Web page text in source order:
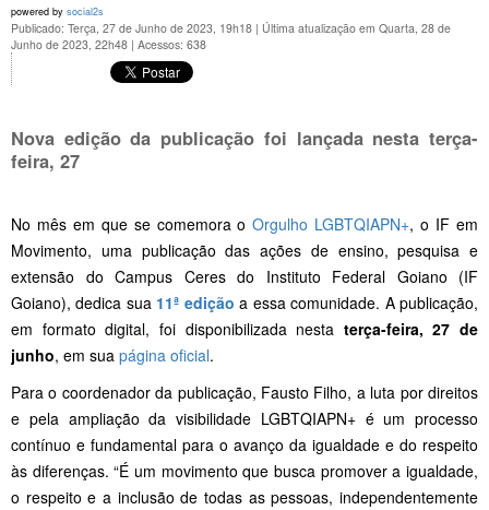
powered by social2s
Publicado: Terça, 27 de Junho de 2023, 19h18 | Última atualização em Quarta, 28 de
Junho de 2023, 22h48 | Acessos: 638
Nova edição da publicação foi lançada nesta terça-
feira, 27
No mês em que se comemora oOrgulho LGBTQIAPN+, o IF em
Movimento, uma publicação das ações de ensino, pesquisa e
extensão do Campus Ceres do Instituto Federal Goiano (IF
Goiano), dedica sua 11ª edição a essa comunidade. A publicação,
em formato digital, foi disponibilizada nesta terça-feira, 27 de
junho, em sua página oficial.
Para o coordenador da publicação, Fausto Filho, a luta por direitos
e pela ampliação da visibilidade LGBTQIAPN+ é um processo
contínuo e fundamental para o avanço da igualdade e do respeito
às diferenças. “É um movimento que busca promover a igualdade,
o respeito e a inclusão de todas as pessoas, independentemente